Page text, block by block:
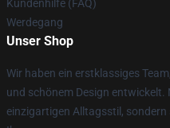
Kundenhilfe (FAQ)
Werdegang
Unser Shop
Wir haben ein erstklassiges
und schönem Design entwickelt.
einzigartigen Alltagsstil, sondern